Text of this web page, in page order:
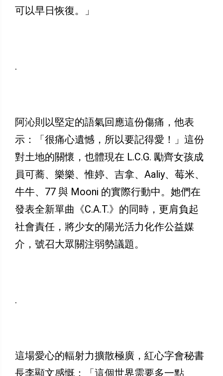
可以早日恢復。」
.
阿沁則以堅定的語氣回應這份傷痛，他表
示：「很痛心遺憾，所以要記得愛！」這份
對土地的關懷，也體現在 L.C.G. 勵齊女孩成
員可蕎、樂樂、惟婷、吉拿、Aaliy、莓米、
牛牛、77 與 Mooni 的實際行動中。她們在
發表全新單曲《C.A.T.》的同時，更肩負起
社會責任，將少女的陽光活力化作公益媒
介，號召大眾關注弱勢議題。
.
這場愛心的輻射力擴散極廣，紅心字會秘書
長李顯文感慨：「這個世界需要多一點